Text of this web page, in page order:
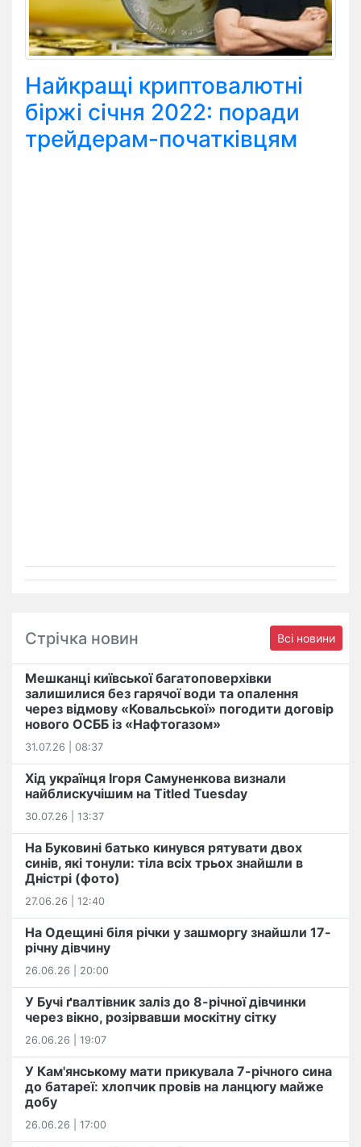
Найкращі криптовалютні
біржі січня 2022: поради
трейдерам-початківцям
Стрічка новин Всі новини
Мешканці київської багатоповерхівки
залишилися без гарячої води та опалення
через відмову «Ковальської» погодити договір
нового ОСББ із «Нафтогазом»
31.07.26 | 08:37
Хід українця Ігоря Самуненкова визнали
найблискучішим на Titled Tuesday
30.07.26 | 13:37
На Буковині батько кинувся рятувати двох
синів, які тонули: тіла всіх трьох знайшли в
Дністрі (фото)
27.06.26 | 12:40
На Одещині біля річки у зашморгу знайшли 17-
річну дівчину
26.06.26 | 20:00
У Бучі ґвалтівник заліз до 8-річної дівчинки
через вікно, розірвавши москітну сітку
26.06.26 | 19:07
У Кам'янському мати прикувала 7-річного сина
до батареї: хлопчик провів на ланцюгу майже
добу
26.06.26 | 17:00